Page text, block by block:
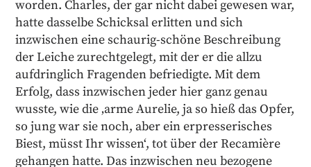
worden. Charles, der gar nicht dabei gewesen war,
hatte dasselbe Schicksal erlitten und sich
inzwischen eine schaurig-schöne Beschreibung
der Leiche zurechtgelegt, mit der er die allzu
aufdringlich Fragenden befriedigte. Mit dem
Erfolg, dass inzwischen jeder hier ganz genau
wusste, wie die ‚arme Aurelie, ja so hieß das Opfer,
so jung war sie noch, aber ein erpresserisches
Biest, müsst Ihr wissen‘, tot über der Recamière
gehangen hatte. Das inzwischen neu bezogene